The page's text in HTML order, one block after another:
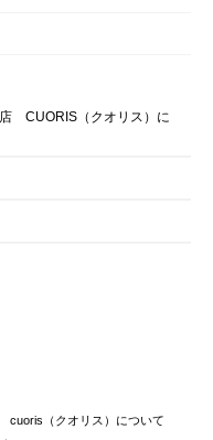
CUORIS（クオリス）に
cuoris（クオリス）について